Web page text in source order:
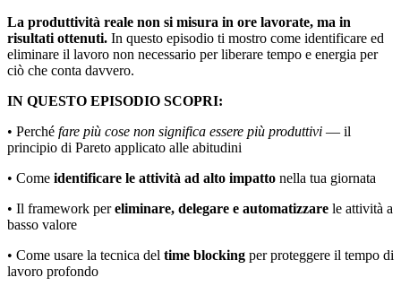
La produttività reale non si misura in ore lavorate, ma in
risultati ottenuti. In questo episodio ti mostro come identificare ed
eliminare il lavoro non necessario per liberare tempo e energia per
ciò che conta davvero.
IN QUESTO EPISODIO SCOPRI:
• Perché fare più cose non significa essere più produttivi — il
principio di Pareto applicato alle abitudini
• Come identificare le attività ad alto impatto nella tua giornata
• Il framework pereliminare, delegare e automatizzare le attività a
basso valore
• Come usare la tecnica del time blocking per proteggere il tempo di
lavoro profondo